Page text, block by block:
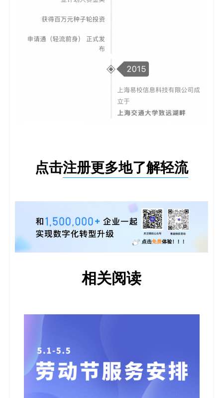
点击注册更多地了解轻流
相关阅读